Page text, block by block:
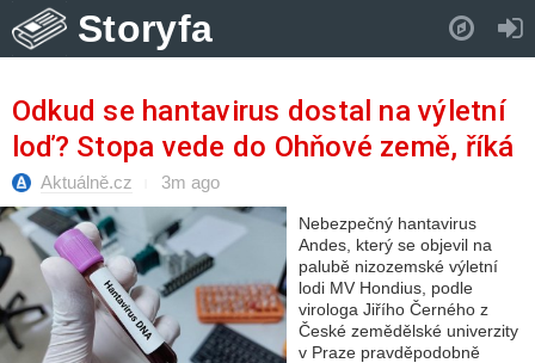
Storyfa
Odkud se hantavirus dostal na výletní
loď? Stopa vede do Ohňové země, říká
virolog
Aktuálně.cz 3m ago
Nebezpečný hantavirus
Andes, který se objevil na
palubě nizozemské výletní
lodi MV Hondius, podle
virologa Jiřího Černého z
České zemědělské univerzity
v Praze pravděpodobně
Pull down to refresh..